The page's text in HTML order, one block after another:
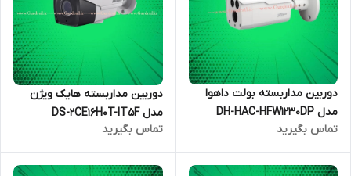
دوربین مداربسته بولت داهوا
مدل DH-HAC-HFW1230DP
تماس بگیرید
دوربین مداربسته هایک ویژن
مدل DS-2CE16H0T-IT5F
تماس بگیرید